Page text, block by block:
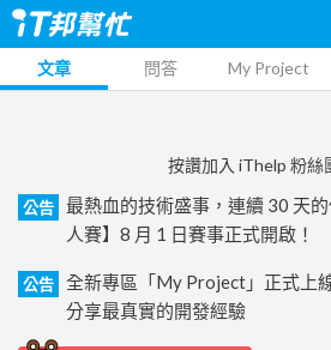
文章 問答 My Project
按讚加入 iThelp 粉絲
公告
最熱血的技術盛事，連續 30 天
人賽】8 月 1 日賽事正式開啟！
公告
全新專區「My Project」正式上
分享最真實的開發經驗